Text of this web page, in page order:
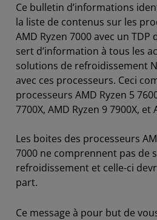
Ce bulletin d’informations
la liste de contenus sur les
AMD Ryzen 7000 avec un TDP
sert d’information à tous les
solutions de refroidissement
avec ces processeurs. Ceci
processeurs AMD Ryzen 5
7700X, AMD Ryzen 9 7900X, et
Les boites des processeurs
7000 ne comprennent pas de
refroidissement et celle-ci
part.
Ce message à pour but de